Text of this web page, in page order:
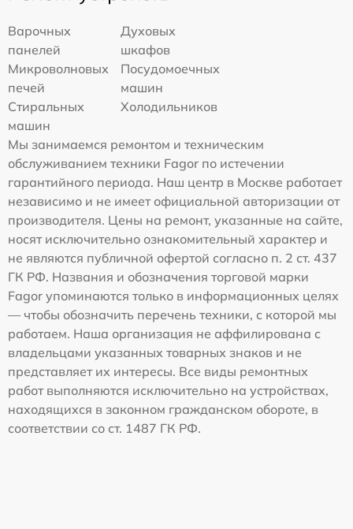
Варочных
панелей
Духовых
шкафов
Микроволновых
печей
Посудомоечных
машин
Стиральных
машин
Холодильников
Мы занимаемся ремонтом и техническим
обслуживанием техники Fagor по истечении
гарантийного периода. Наш центр в Москве работает
независимо и не имеет официальной авторизации от
производителя. Цены на ремонт, указанные на сайте,
носят исключительно ознакомительный характер и
не являются публичной офертой согласно п. 2 ст. 437
ГК РФ. Названия и обозначения торговой марки
Fagor упоминаются только в информационных целях
— чтобы обозначить перечень техники, с которой мы
работаем. Наша организация не аффилирована с
владельцами указанных товарных знаков и не
представляет их интересы. Все виды ремонтных
работ выполняются исключительно на устройствах,
находящихся в законном гражданском обороте, в
соответствии со ст. 1487 ГК РФ.